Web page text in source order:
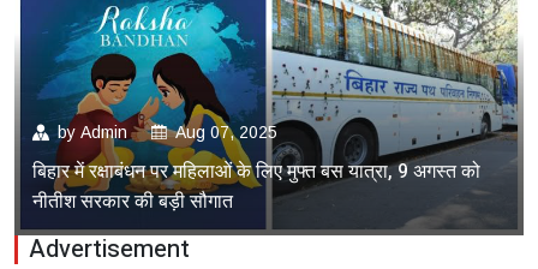
by Admin Aug 07, 2025
बिहार में रक्षाबंधन पर महिलाओं के लिए मुफ्त बस यात्रा, 9 अगस्त को
नीतीश सरकार की बड़ी सौगात
Advertisement